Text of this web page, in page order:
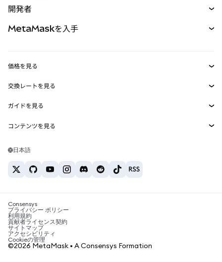
パーペチュアル
RWA
開発者
MetaMask Connect
Snaps
Web3サービス
MetaMaskを入手
セキュリティ
サポート
キャリア
お問い合わせ
価格を見る
イーサリアムの価格
Solanaの価格
Tetherの価格
交換レートを見る
ETH→USD
USDT→INR
BTC→INR
ETH→USDT
ガイドを見る
ETHの購入
USDTの購入
SHIBの購入
BNBの購入
コンテンツを見る
Solanaウォレット
税制関連ニュース
暗号資産の購入方法は？
ビットコインを売るには？
日本語
Consensys
プライバシー ポリシー
利用規約
貢献者ライセンス契約
サイトマップ
アクセシビリティ
Cookieの管理
©2026 MetaMask • A Consensys Formation